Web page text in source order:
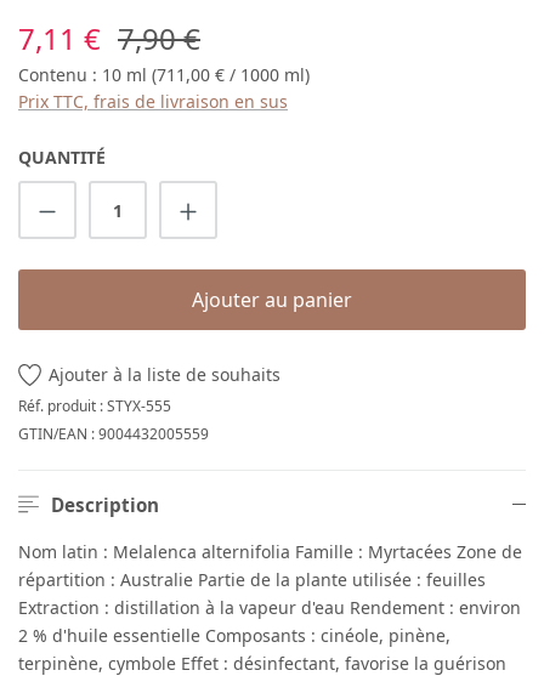
Prix de vente :
7,11 € Prix régulier :
7,90 €
Contenu : 10 ml (711,00 € / 1000 ml)
Prix TTC, frais de livraison en sus
QUANTITÉ
Quantité de produit : Entrez la quantité
Ajouter au panier
Ajouter à la liste de souhaits
Réf. produit :STYX-555
GTIN/EAN :9004432005559
Description
Nom latin : Melalenca alternifolia Famille : Myrtacées Zone de
répartition : Australie Partie de la plante utilisée : feuilles
Extraction : distillation à la vapeur d'eau Rendement : environ
2 % d'huile essentielle Composants : cinéole, pinène,
terpinène, cymbole Effet : désinfectant, favorise la guérison